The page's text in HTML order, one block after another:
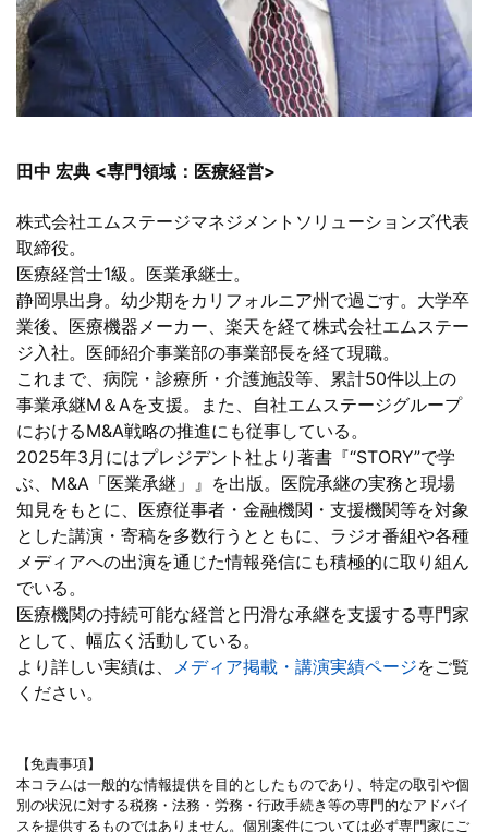
田中 宏典 <専門領域：医療経営>
株式会社エムステージマネジメントソリューションズ代表
取締役。
医療経営士1級。医業承継士。
静岡県出身。幼少期をカリフォルニア州で過ごす。大学卒
業後、医療機器メーカー、楽天を経て株式会社エムステー
ジ入社。医師紹介事業部の事業部長を経て現職。
これまで、病院・診療所・介護施設等、累計50件以上の
事業承継M＆Aを支援。また、自社エムステージグループ
におけるM&A戦略の推進にも従事している。
2025年3月にはプレジデント社より著書『“STORY”で学
ぶ、M&A「医業承継」』を出版。医院承継の実務と現場
知見をもとに、医療従事者・金融機関・支援機関等を対象
とした講演・寄稿を多数行うとともに、ラジオ番組や各種
メディアへの出演を通じた情報発信にも積極的に取り組ん
でいる。
医療機関の持続可能な経営と円滑な承継を支援する専門家
として、幅広く活動している。
より詳しい実績は、 メディア掲載・講演実績ページをご覧
ください。
【免責事項】
本コラムは一般的な情報提供を目的としたものであり、特定の取引や個
別の状況に対する税務・法務・労務・行政手続き等の専門的なアドバイ
スを提供するものではありません。個別案件については必ず専門家にご